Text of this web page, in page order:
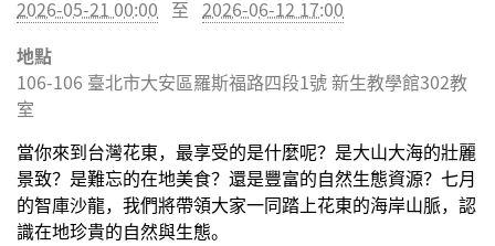
2026-05-21 00:00 至 2026-06-12 17:00
地點
106-106 臺北市大安區羅斯福路四段1號 新生教學館302教
室
當你來到台灣花東，最享受的是什麼呢？是大山大海的壯麗
景致？是難忘的在地美食？還是豐富的自然生態資源？七月
的智庫沙龍，我們將帶領大家一同踏上花東的海岸山脈，認
識在地珍貴的自然與生態。